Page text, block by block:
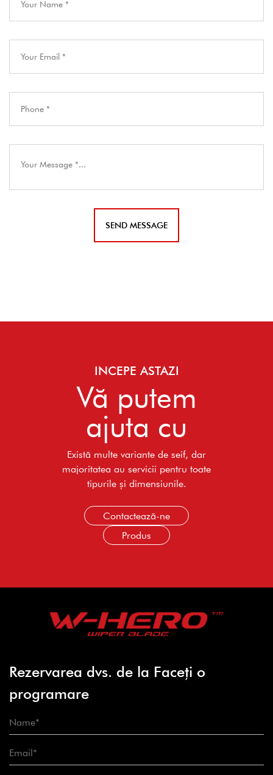
INCEPE ASTAZI
Vă putem
ajuta cu
Există multe variante de seif, dar
majoritatea au servicii pentru toate
tipurile și dimensiunile.
Contactează-ne
Produs
Rezervarea dvs. de la Faceți o
programare